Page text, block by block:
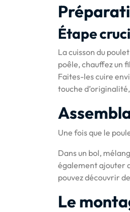
Étape
La cuisson du
poêle, chauffez un
Faites-les cuire
touche
Une fois que le
Dans un bol,
également ajouter
pouvez découvrir
Le